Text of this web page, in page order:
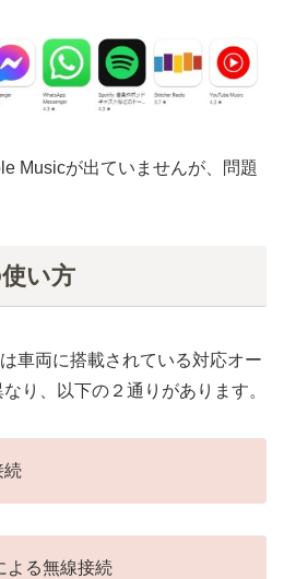
Musicが出ていませんが、問題
い方
車両に搭載されている対応オー
り、以下の２通りがあります。
続
よる無線接続